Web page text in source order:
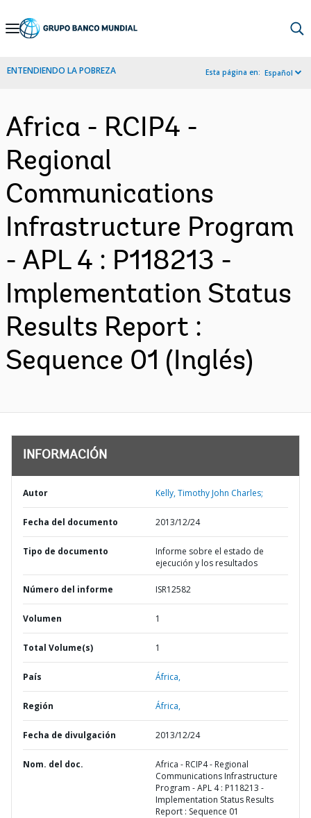
Skip
Navigation
ENTENDIENDO LA POBREZA Esta página en: Español
Africa - RCIP4 -
Regional
Communications
Infrastructure Program
- APL 4 : P118213 -
Implementation Status
Results Report :
Sequence 01 (Inglés)
INFORMACIÓN
Autor Kelly, Timothy John Charles;
Fecha del documento 2013/12/24
Tipo de documento
Informe sobre el estado de
ejecución y los resultados
Número del informe ISR12582
Volumen 1
Total Volume(s) 1
País África,
Región África,
Fecha de divulgación 2013/12/24
Nom. del doc.
Africa - RCIP4 - Regional
Communications Infrastructure
Program - APL 4 : P118213 -
Implementation Status Results
Report : Sequence 01